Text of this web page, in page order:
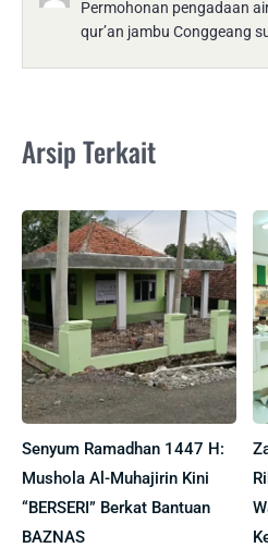
Permohonan pengadaan
qur’an jambu Conggeang
Arsip Terkait
Senyum Ramadhan 1447 H:
Mushola Al-Muhajirin Kini
“BERSERI” Berkat Bantuan
BAZNAS